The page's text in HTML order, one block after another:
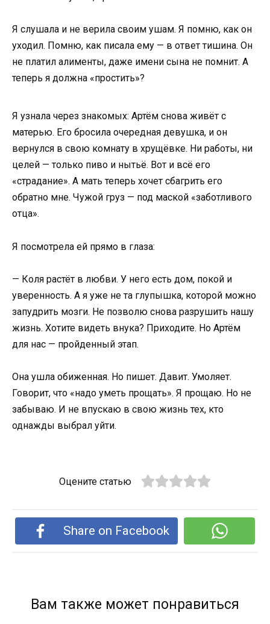
Я слушала и не верила своим ушам. Я помню, как он
уходил. Помню, как писала ему — в ответ тишина. Он
не платил алименты, даже имени сына не помнит. А
теперь я должна «простить»?
Я узнала через знакомых: Артём снова живёт с
матерью. Его бросила очередная девушка, и он
вернулся в свою комнату в хрущёвке. Ни работы, ни
целей — только пиво и нытьё. Вот и всё его
«страдание». А мать теперь хочет сбагрить его
обратно мне. Чужой груз — под маской «заботливого
отца».
Я посмотрела ей прямо в глаза:
— Коля растёт в любви. У него есть дом, покой и
уверенность. А я уже не та глупышка, которой можно
запудрить мозги. Не позволю снова разрушить нашу
жизнь. Хотите видеть внука? Приходите. Но Артём
для нас — пройденный этап.
Она ушла обиженная. Но пишет. Давит. Умоляет.
Говорит, что «надо уметь прощать». Я прощаю. Но не
забываю. И не впускаю в свою жизнь тех, кто
однажды выбрал уйти.
Оцените статью
Share on Facebook
Вам также может понравиться